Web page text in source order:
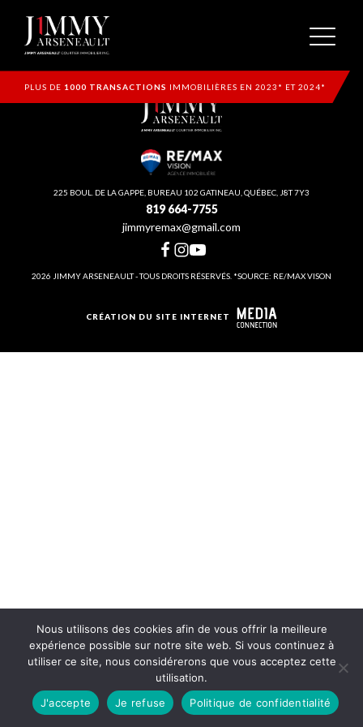
PLUS DE 1000 TRANSACTIONS IMMOBILIÈRES EN 2023* ET 2024*
225 BOUL. DE LA GAPPE, BUREAU 102 GATINEAU, QUÉBEC, J8T 7Y3
819 664-7755
jimmyremax@gmail.com
2026 JIMMY ARSENEAULT - TOUS DROITS RÉSERVÉS. *SOURCE: RE/MAX VISON
CRÉATION DU SITE INTERNET
Nous utilisons des cookies afin de vous offrir la meilleure
expérience possible sur notre site web. Si vous continuez à
utiliser ce site, nous considérerons que vous acceptez cette
utilisation.
J'accepte
Je refuse Politique de confidentialité